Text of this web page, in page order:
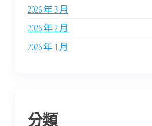
2026 年 3 月
2026 年 2 月
2026 年 1 月
分類